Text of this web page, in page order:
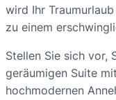
wird Ihr
zu einem
Stellen Sie sich vor,
geräumigen Suite
hochmodernen